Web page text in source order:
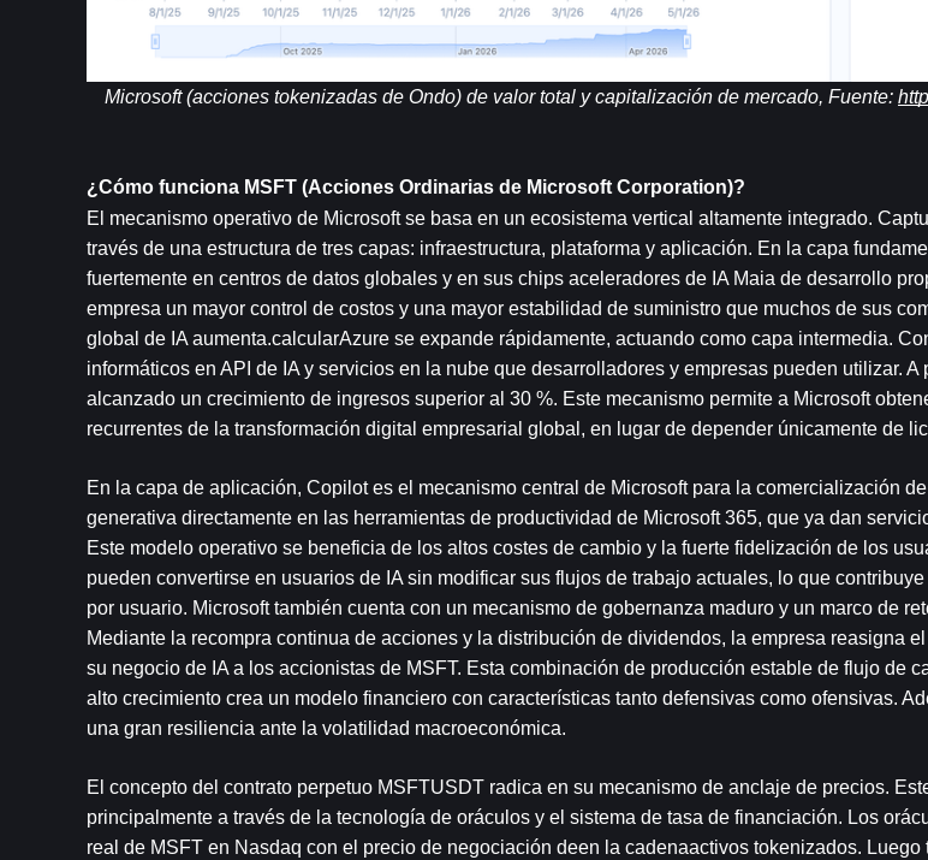
Microsoft (acciones tokenizadas de Ondo) de valor total y capitalización de mercado, Fuente:
¿Cómo funciona MSFT (Acciones Ordinarias de Microsoft Corporation)?
El mecanismo operativo de Microsoft se basa en un ecosistema vertical altamente integrado.
través de una estructura de tres capas: infraestructura, plataforma y aplicación. En la capa
fuertemente en centros de datos globales y en sus chips aceleradores de IA Maia de desarrollo
empresa un mayor control de costos y una mayor estabilidad de suministro que muchos de sus
global de IA aumenta.calcularAzure se expande rápidamente, actuando como capa intermedia.
informáticos en API de IA y servicios en la nube que desarrolladores y empresas pueden utilizar.
alcanzado un crecimiento de ingresos superior al 30 %. Este mecanismo permite a Microsoft
recurrentes de la transformación digital empresarial global, en lugar de depender únicamente de
En la capa de aplicación, Copilot es el mecanismo central de Microsoft para la comercialización
generativa directamente en las herramientas de productividad de Microsoft 365, que ya dan
Este modelo operativo se beneficia de los altos costes de cambio y la fuerte fidelización de los
pueden convertirse en usuarios de IA sin modificar sus flujos de trabajo actuales, lo que
por usuario. Microsoft también cuenta con un mecanismo de gobernanza maduro y un marco de
Mediante la recompra continua de acciones y la distribución de dividendos, la empresa reasigna
su negocio de IA a los accionistas de MSFT. Esta combinación de producción estable de flujo de
alto crecimiento crea un modelo financiero con características tanto defensivas como ofensivas.
una gran resiliencia ante la volatilidad macroeconómica.
El concepto del contrato perpetuo MSFTUSDT radica en su mecanismo de anclaje de precios.
principalmente a través de la tecnología de oráculos y el sistema de tasa de financiación. Los
real de MSFT en Nasdaq con el precio de negociación deen la cadenaactivos tokenizados.